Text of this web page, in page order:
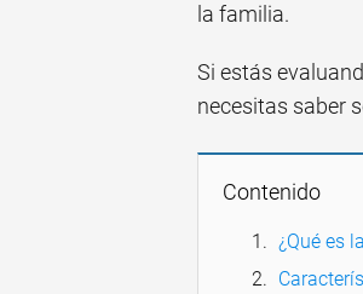
la familia.
Si estás
necesitas saber
Contenido
¿Qué es